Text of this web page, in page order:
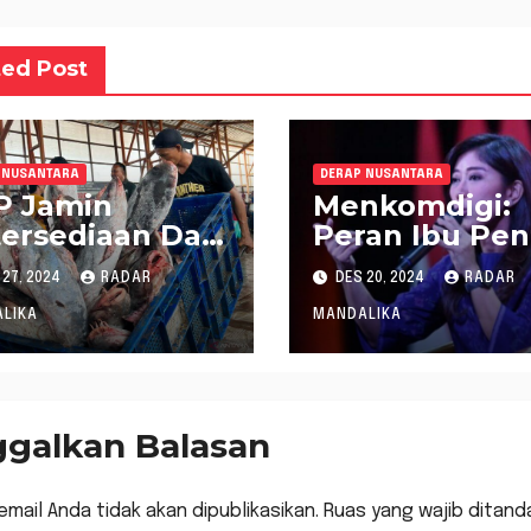
Post
Jamin
Dan
Ikan Untuk
Tahun Baru
27, 2024 RADAR
DERAP NUSANTARA
Menkomdigi:
Peran Ibu
dalam
Penggunaan
Internet Anak
DES 20, 2024 RADAR
MANDALIKA
Balasan
Anda tidak akan dipublikasikan. Ruas yang wajib